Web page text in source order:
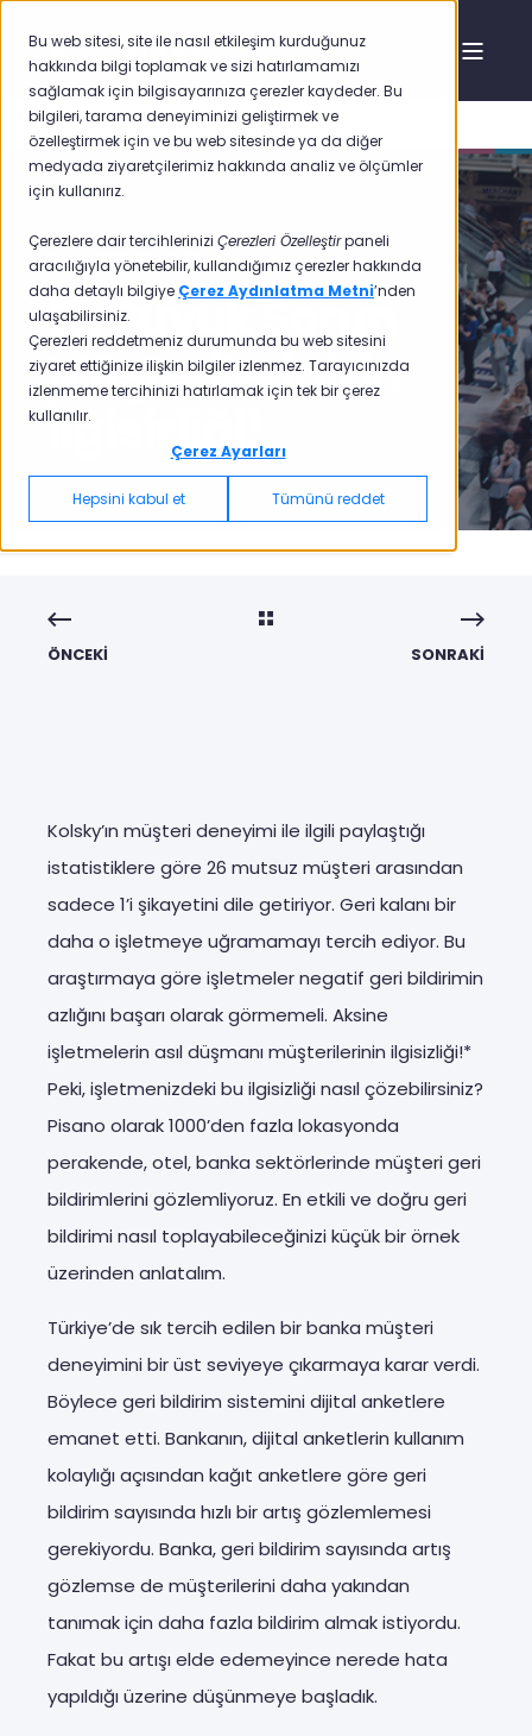
Bu web sitesi, site ile nasıl etkileşim kurduğunuz
hakkında bilgi toplamak ve sizi hatırlamamızı
sağlamak için bilgisayarınıza çerezler kaydeder. Bu
bilgileri, tarama deneyiminizi geliştirmek ve
özelleştirmek için ve bu web sitesinde ya da diğer
medyada ziyaretçilerimiz hakkında analiz ve ölçümler
için kullanırız.
Çerezlere dair tercihlerinizi Çerezleri Özelleştirpaneli
aracılığıyla yönetebilir, kullandığımız çerezler hakkında
daha detaylı bilgiye Çerez Aydınlatma Metni’nden
ulaşabilirsiniz.
Çerezleri reddetmeniz durumunda bu web sitesini
ziyaret ettiğinize ilişkin bilgiler izlenmez. Tarayıcınızda
izlenmeme tercihinizi hatırlamak için tek bir çerez
kullanılır.
Çerez Ayarları
Hepsini kabul et Tümünü reddet
1 Ağu 2016 10:40:00 1 min read
En Büyük Sorun
Müşterilerinizin
İlgisizliği!
ÖNCEKI SONRAKI
Kolsky’ın müşteri deneyimi ile ilgili paylaştığı
istatistiklere göre 26 mutsuz müşteri arasından
sadece 1’i şikayetini dile getiriyor. Geri kalanı bir
daha o işletmeye uğramamayı tercih ediyor. Bu
araştırmaya göre işletmeler negatif geri bildirimin
azlığını başarı olarak görmemeli. Aksine
işletmelerin asıl düşmanı müşterilerinin ilgisizliği!*
Peki, işletmenizdeki bu ilgisizliği nasıl çözebilirsiniz?
Pisano olarak 1000’den fazla lokasyonda
perakende, otel, banka sektörlerinde müşteri geri
bildirimlerini gözlemliyoruz. En etkili ve doğru geri
bildirimi nasıl toplayabileceğinizi küçük bir örnek
üzerinden anlatalım.
Türkiye’de sık tercih edilen bir banka müşteri
deneyimini bir üst seviyeye çıkarmaya karar verdi.
Böylece geri bildirim sistemini dijital anketlere
emanet etti. Bankanın, dijital anketlerin kullanım
kolaylığı açısından kağıt anketlere göre geri
bildirim sayısında hızlı bir artış gözlemlemesi
gerekiyordu. Banka, geri bildirim sayısında artış
gözlemse de müşterilerini daha yakından
tanımak için daha fazla bildirim almak istiyordu.
Fakat bu artışı elde edemeyince nerede hata
yapıldığı üzerine düşünmeye başladık.